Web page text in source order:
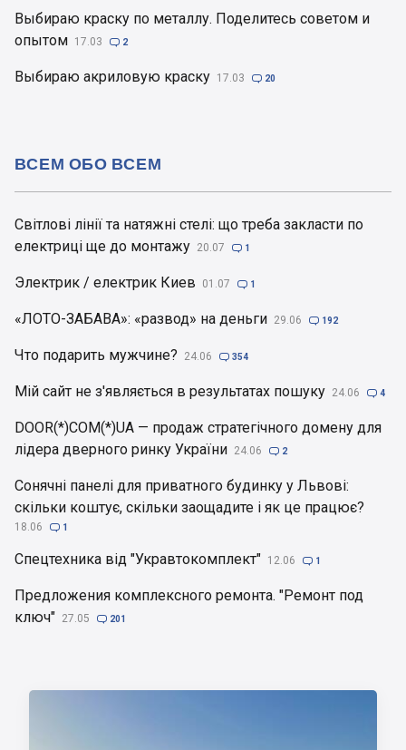
Выбираю краску по металлу. Поделитесь советом и
опытом 17.03  2
Выбираю акриловую краску 17.03  20
Світлові лінії та натяжні стелі: що треба закласти по
електриці ще до монтажу 20.07  1
Электрик / електрик Киев 01.07  1
«ЛОТО-ЗАБАВА»: «развод» на деньги 29.06  192
Что подарить мужчине? 24.06  354
Мій сайт не з'являється в результатах пошуку 24.06  4
DOOR(*)COM(*)UA — продаж стратегічного домену для
лідера дверного ринку України 24.06  2
Сонячні панелі для приватного будинку у Львові:
скільки коштує, скільки заощадите і як це працює?
18.06  1
Спецтехника від "Укравтокомплект" 12.06  1
Предложения комплексного ремонта. "Ремонт под
ключ" 27.05  201
ВСЕМ ОБО ВСЕМ